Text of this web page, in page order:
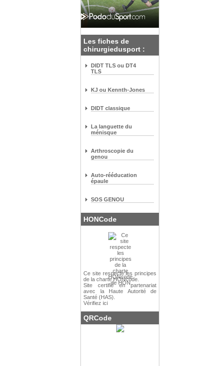
Les fiches de
chirurgiedusport :
DIDT TLS ou DT4
TLS
KJ ou Kennth-Jones
DIDT classique
La languette du
ménisque
Arthroscopie du
genou
Auto-rééducation
épaule
SOS GENOU
HONCode
Ce site respecte les principes
de la charte HONcode
Site certifié en partenariat
avec la Haute Autorité de
Santé (HAS).
Vérifiez ici
QRCode